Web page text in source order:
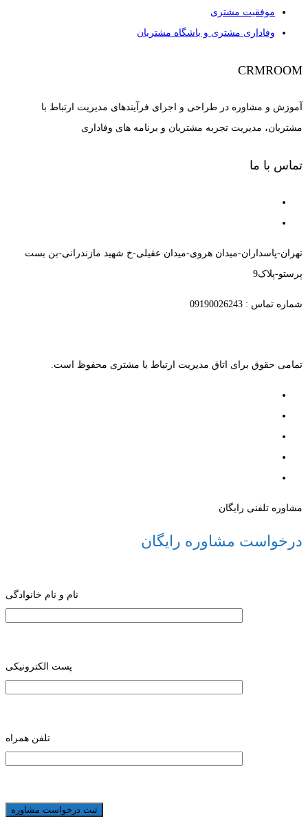
موفقیت مشتری
وفاداری مشتری و باشگاه مشتریان
CRMROOM
آموزش و مشاوره در طراحی و اجرای فرآیندهای مدیریت ارتباط با
مشتریان، مدیریت تجربه مشتریان و برنامه های وفاداری
تماس با ما
تهران-پاسداران-میدان هروی-میدان عقیلی-خ شهید مازندرانی-بن بست
پرستو-پلاک9
شماره تماس : 09190026243
تمامی حقوق برای اتاق مدیریت ارتباط با مشتری محفوظ است.
مشاوره تلفنی رایگان
درخواست مشاوره رایگان
نام و نام خانوادگی
پست الکترونیکی
تلفن همراه